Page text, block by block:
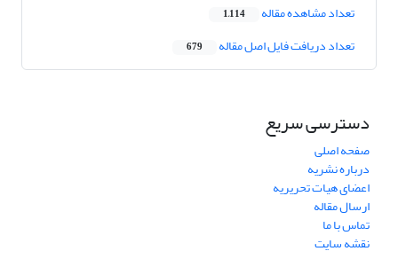
تعداد مشاهده مقاله 1,114
تعداد دریافت فایل اصل مقاله 679
دسترسی سریع
صفحه اصلی
درباره نشریه
اعضای هیات تحریریه
ارسال مقاله
تماس با ما
نقشه سایت